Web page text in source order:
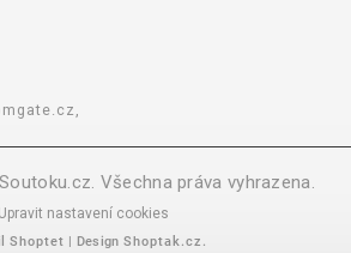
. Všechna práva vyhrazena.
Upravit nastavení cookies
Shoptet | Design Shoptak.cz.